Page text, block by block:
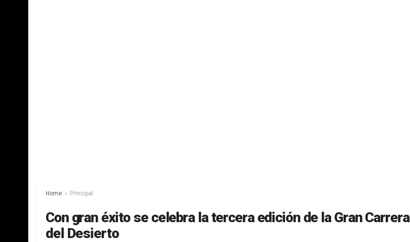
Home Principal
Con gran éxito se celebra la tercera edición de la Gran Carrera
del Desierto